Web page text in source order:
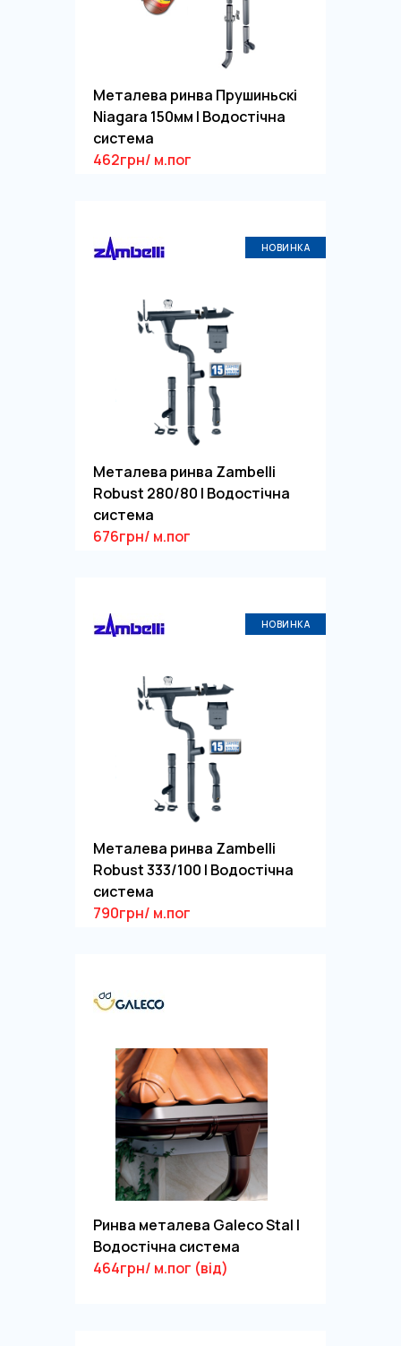
Металева ринва Прушиньскі
Niagara 150мм | Водостічна
система
462грн/ м.пог
НОВИНКА
Металева ринва Zambelli
Robust 280/80 | Водостічна
система
676грн/ м.пог
НОВИНКА
Металева ринва Zambelli
Robust 333/100 | Водостічна
система
790грн/ м.пог
Ринва металева Galeco Stal |
Водостічна система
464грн/ м.пог (від)